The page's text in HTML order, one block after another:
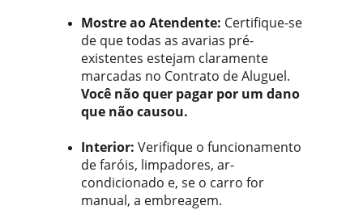
Mostre ao Atendente: Certifique-se
de que todas as avarias pré-
existentes estejam claramente
marcadas no Contrato de Aluguel.
Você não quer pagar por um dano
que não causou.
Interior: Verifique o funcionamento
de faróis, limpadores, ar-
condicionado e, se o carro for
manual, a embreagem.